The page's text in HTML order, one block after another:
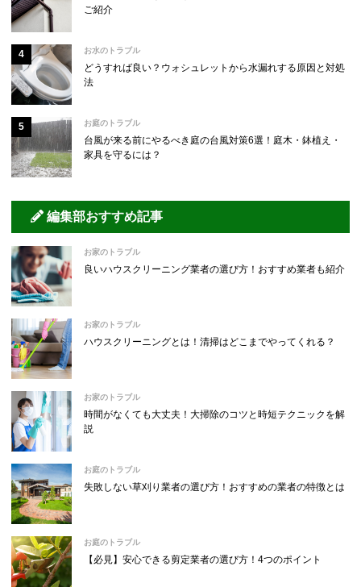
ご紹介
お水のトラブル
どうすれば良い？ウォシュレットから水漏れする原因と対処
法
お庭のトラブル
台風が来る前にやるべき庭の台風対策6選！庭木・鉢植え・
家具を守るには？
編集部おすすめ記事
お家のトラブル
良いハウスクリーニング業者の選び方！おすすめ業者も紹介
お家のトラブル
ハウスクリーニングとは！清掃はどこまでやってくれる？
お家のトラブル
時間がなくても大丈夫！大掃除のコツと時短テクニックを解
説
お庭のトラブル
失敗しない草刈り業者の選び方！おすすめの業者の特徴とは
お庭のトラブル
【必見】安心できる剪定業者の選び方！4つのポイント